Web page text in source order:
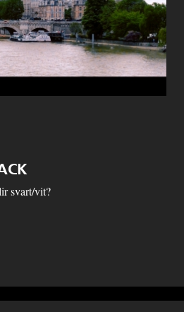
svart/vit?